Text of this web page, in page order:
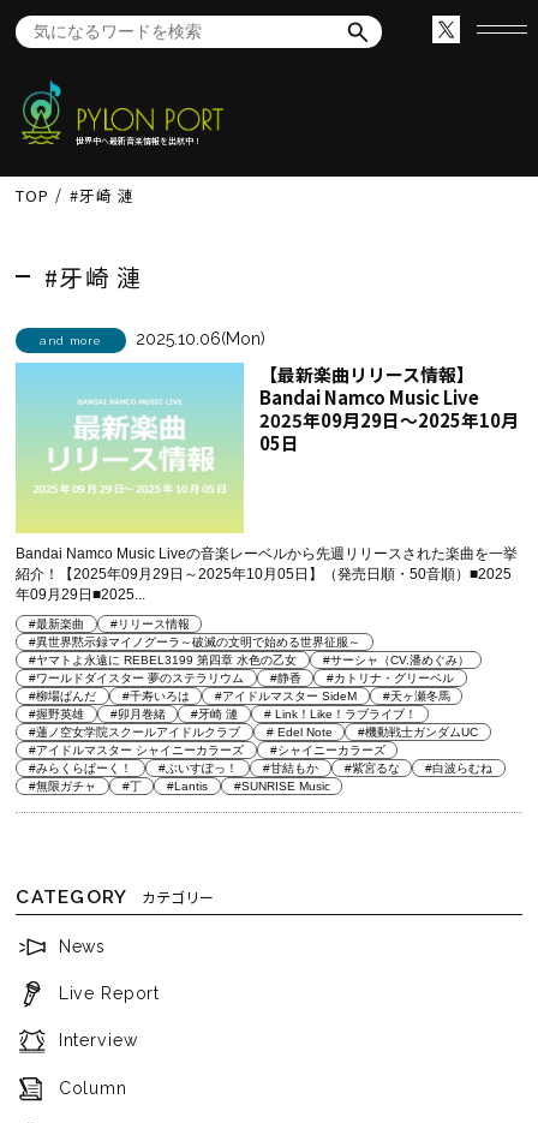
世界中へ最新音楽情報を出航中！
TOP #牙崎 漣
#牙崎 漣
and more 2025.10.06(Mon)
【最新楽曲リリース情報】
Bandai Namco Music Live
2025年09月29日～2025年10月
05日
Bandai Namco Music Liveの音楽レーベルから先週リリースされた楽曲を一挙
紹介！【2025年09月29日～2025年10月05日】（発売日順・50音順）■2025
年09月29日■2025...
#最新楽曲
#リリース情報
#異世界黙示録マイノグーラ～破滅の文明で始める世界征服～
#ヤマトよ永遠に REBEL3199 第四章 水色の乙女
#サーシャ（CV.潘めぐみ）
#ワールドダイスター 夢のステラリウム
#静香
#カトリナ・グリーベル
#柳場ぱんだ
#千寿いろは #アイドルマスター SideM
#天ヶ瀬冬馬
#握野英雄
#卯月巻緒 #牙崎 漣
# Link！Like！ラブライブ！
#蓮ノ空女学院スクールアイドルクラブ
# Edel Note
#機動戦士ガンダムUC
#アイドルマスター シャイニーカラーズ
#シャイニーカラーズ
#みらくらぱーく！
#ぶいすぽっ！ #甘結もか #紫宮るな
#白波らむね
#無限ガチャ
#丁 #Lantis #SUNRISE Music
CATEGORY カテゴリー
News
Live Report
Interview
Column